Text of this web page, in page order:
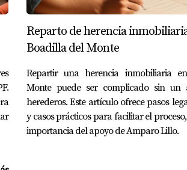
recomendable actuar con rapidez para
accesible.
son demasiado altos?
considera que los gastos asociados
Reparto de herencia
Boadilla del Monte
Repartir una herencia inmobiliaria
Monte puede ser complicado sin un
herederos. Este artículo ofrece pasos
y casos prácticos para facilitar el
importancia del apoyo de Amparo Lillo.